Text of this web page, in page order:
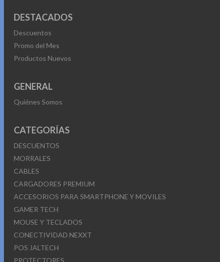
DESTACADOS
Descuentos
Promo del Mes
Productos Nuevos
GENERAL
Quiénes Somos
CATEGORÍAS
DESCUENTOS
MORRALES
CABLES
CARGADORES PREMIUM
ACCESORIOS PARA SMARTPHONE Y MOVILES
GAMER TECH
MOUSE Y TECLADOS
CONECTIVIDAD NEXXT
POS JALTECH
PROTECTORES